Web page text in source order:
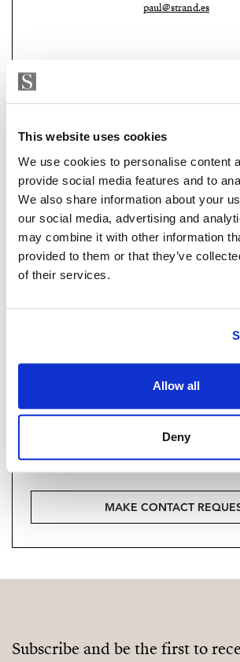
This website uses cookies
We use cookies to personalise content
provide social media features and to
We also share information about your
our social media, advertising and
may combine it with other information
provided to them or that they’ve
of their services.
Allow all
Deny
paul@strand.es
Strand Properties Brand Partner
ADELA GIRÁLDEZ
Property Adviser | Architect
Sind Sie an dieser
interessiert?
Please, contact me or fill your
we will contact you with the
choose. We also arrange
MAKE CONTACT
Subscribe and be the first to